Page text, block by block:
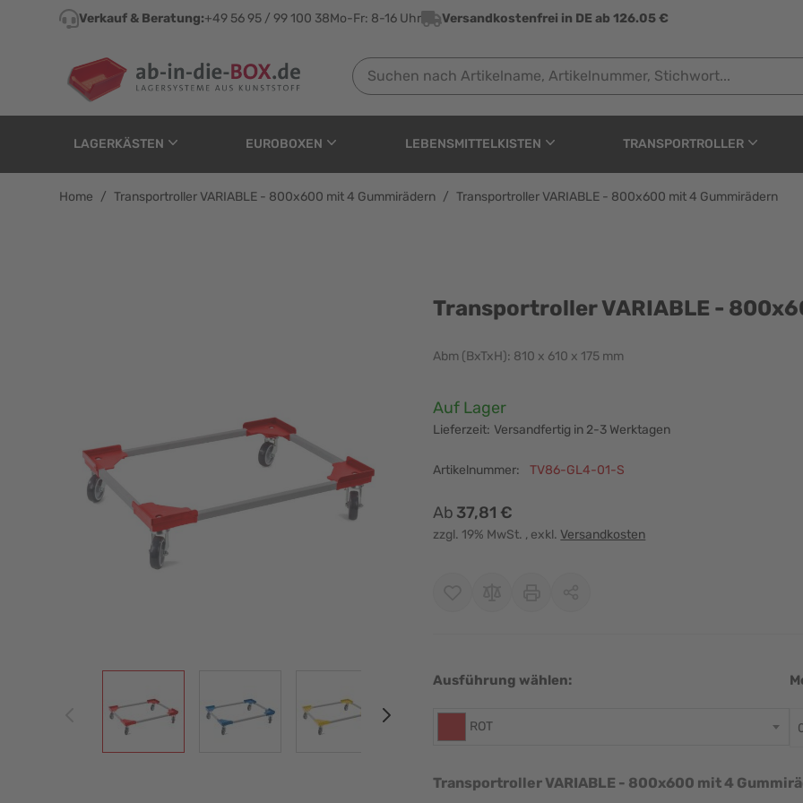
Direkt zum Inhalt
Verkauf & Beratung:+49 56 95 / 99 100 38Mo-Fr: 8-16 Uhr Versandkostenfrei in DE ab 126.05 €
Suchen nach Artikelname, Artikelnummer, Stichwort...
LAGERKÄSTEN EUROBOXEN LEBENSMITTELKISTEN TRANSPORTROLLER
Home / Transportroller VARIABLE - 800x600 mit 4 Gummirädern / Transportroller VARIABLE - 800x600 mit 4 Gummirädern
Transportroller VARIABLE - 800x600 mit 4
View larger imageView larger imageView larger image
Transportroller VARIABLE -
Abm (BxTxH): 810 x 610 x 175 mm
Verfügbarkeit:
Auf Lager
Lieferzeit: Versandfertig in 2-3 Werktagen
Artikelnummer: TV86-GL4-01-S
Ab 37,81 €
zzgl. 19% MwSt. , exkl. Versandkosten
Ausführung wählen:
ROT
Transportroller VARIABLE - 800x600 mit 4